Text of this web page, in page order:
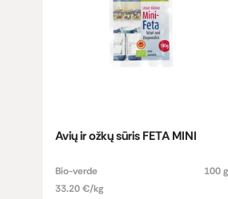
Avių ir ožkų sūris FETA MINI
Bio-verde
100 g
33.20 €/kg